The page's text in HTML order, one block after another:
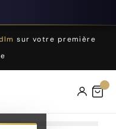
sur votre première